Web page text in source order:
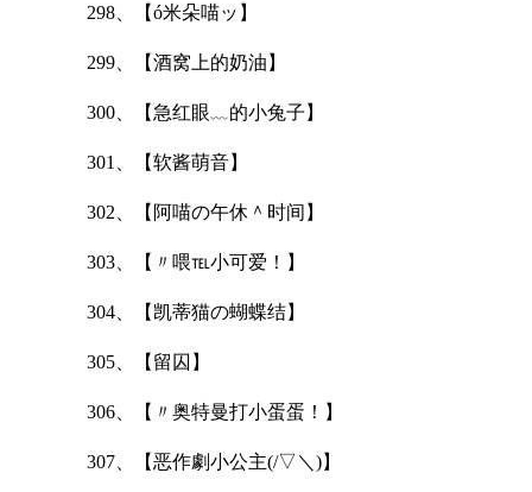
298、【ó米朵喵ッ】
299、【酒窝上的奶油】
300、【急红眼﹏的小兔子】
301、【软酱萌音】
302、【阿喵の午休＾时间】
303、【〃喂℡小可爱！】
304、【凯蒂猫の蝴蝶结】
305、【留囚】
306、【〃奥特曼打小蛋蛋！】
307、【恶作劇小公主(/▽＼)】